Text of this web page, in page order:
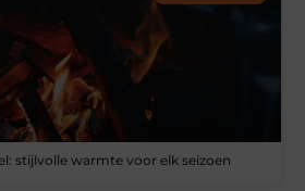
stijlvolle warmte voor elk seizoen